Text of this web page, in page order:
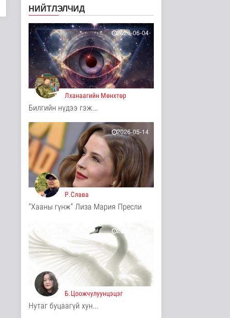
могойд хатгуулахаас
сэрэмжлээрэй
Эрүүл мэнд
15 цаг 23 минутын өмнө
Ц.Идэрбат: Мал
эмнэлгийн салбарын
өрсөлдөх чадва..
Нийгэм
16 цаг 32 минутын өмнө
салбарт “Oxus Metals
Улс төр
16 цаг 46 минутын өмнө
COP17 хурлын үеэр
"Нарантуул",
"Дүнжингарав" худ..
Нийгэм
16 цаг 54 минутын өмнө
Европ дахь "Монгол гэр"
Энтертайнмент
16 цаг 3 минутын өмнө
Унгар Улс эрчим хүчээ
хэмнэх зорилгоор
хязгаарла..
Дэлхийд
16 цаг 17 минутын өмнө
НИЙТЛЭЛЧИД
2026-06-04
Лханаагийн Мөнхтөр
Билгийн нүдээ гэж...
2026-05-14
Р.Слава
"Хааны гүнж” Лиза Мария Пресли
2026-05-14
Б.Цоожчулуунцэцэг
Нутаг буцаагүй хун...